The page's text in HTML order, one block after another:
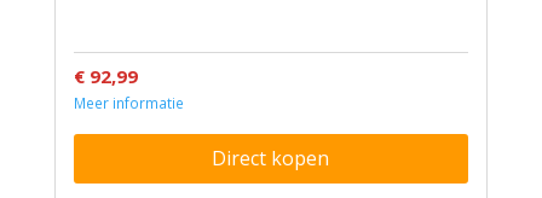
€ 92,99
Meer informatie
Direct kopen